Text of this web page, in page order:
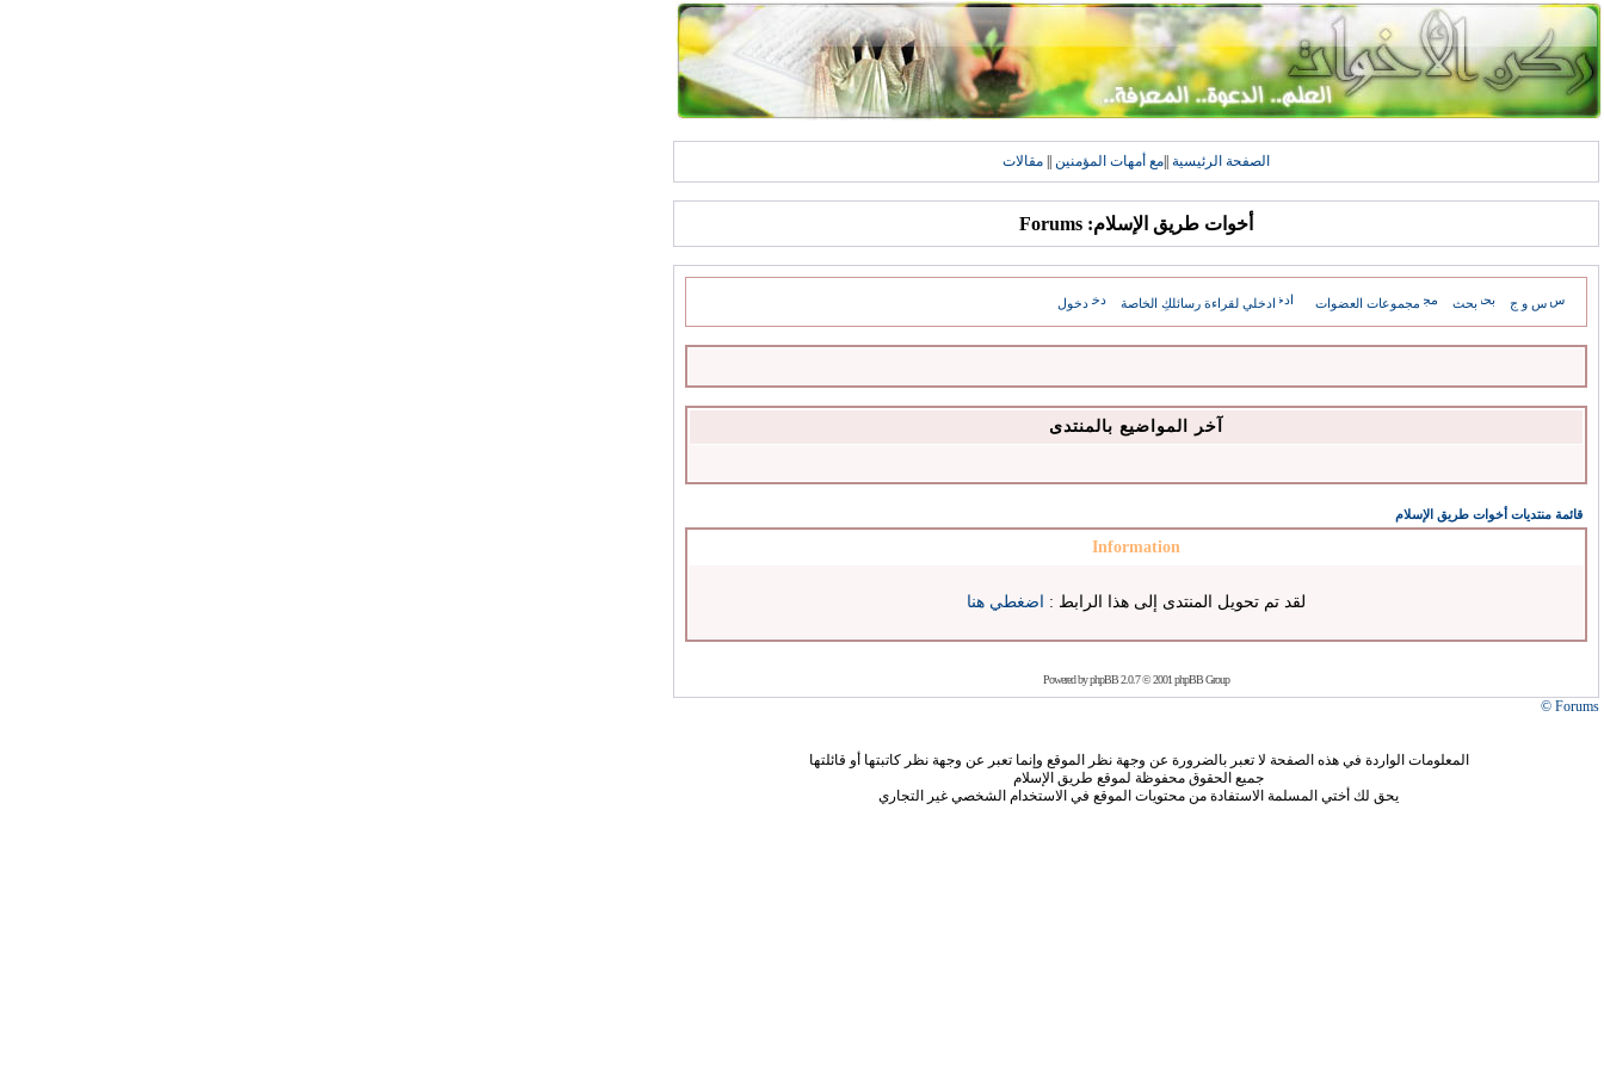
الصفحة الرئيسية مع أمهات المؤمنين مقالات
أخوات طريق الإسلام: Forums
س و ج بحث مجموعات العضوات ادخلي لقراءة رسائلكِ الخاصة دخول
آخر المواضيع بالمنتدى
قائمة منتديات أخوات طريق الإسلام
Information
لقد تم تحويل المنتدى إلى هذا الرابط : اضغطي هنا
Powered byphpBB2.0.7 © 2001 phpBB Group
Forums ©
المعلومات الواردة في هذه الصفحة لا تعبر بالضرورة عن وجهة نظر الموقع وإنما تعبر عن وجهة نظر كاتبتها أو قائلتها
جميع الحقوق محفوظة لموقع طريق الإسلام
يحق لك أختي المسلمة الاستفادة من محتويات الموقع في الاستخدام الشخصي غير التجاري